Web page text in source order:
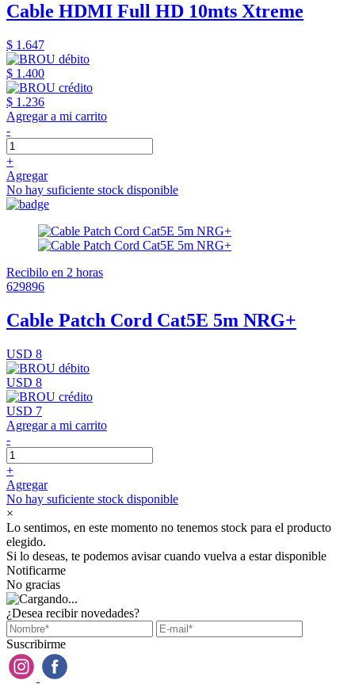
Cable HDMI Full HD 10mts Xtreme
$ 1.647
$ 1.400
$ 1.236
Agregar a mi carrito
-
+
Agregar
No hay suficiente stock disponible
Recibilo en 2 horas
629896
Cable Patch Cord Cat5E 5m NRG+
USD 8
USD 8
USD 7
Agregar a mi carrito
-
+
Agregar
No hay suficiente stock disponible
×
Lo sentimos, en este momento no tenemos stock para el producto
elegido.
Si lo deseas, te podemos avisar cuando vuelva a estar disponible
Notificarme
No gracias
¿Desea recibir novedades?
Suscribirme